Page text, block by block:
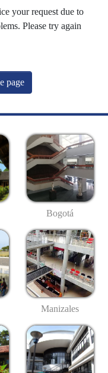
your request due to
Please try again
page
Bogotá
Manizales